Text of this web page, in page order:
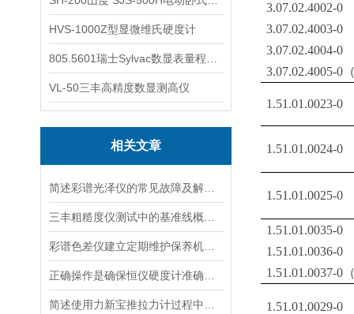
HVS-1000Z型显微维氏硬度计
VL-50三丰高精度数显测高仪
相关文章
3.07.02.4003-
3.07.02.4004-
3.07.02.4005-0
1.51.01.0023-0
1.51.01.0024-0
1.51.01.0025-0
1.51.01.0035-
1.51.01.0036-
1.51.01.0037-0
1.51.01.0029-0